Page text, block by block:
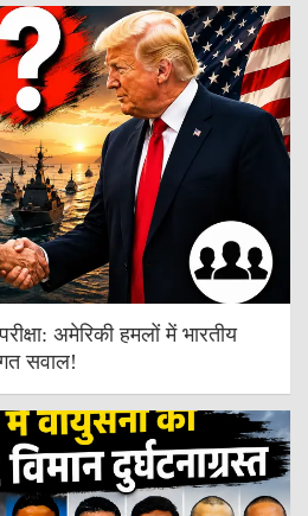
अमेरिकी हमलों में भारतीय
सवाल!